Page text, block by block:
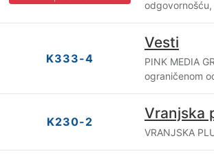
odgovornošću,
K333-4
Vesti
PINK MEDIA
ograničenom
K230-2 Vranjska
VRANJSKA